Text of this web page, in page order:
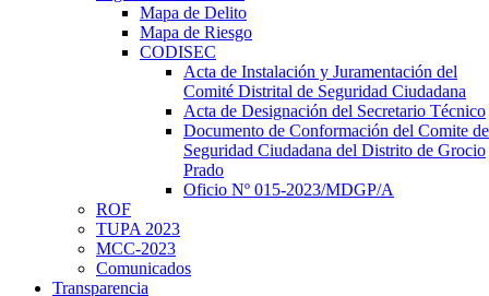
Mapa de Delito
Mapa de Riesgo
CODISEC
Acta de Instalación y Juramentación del
Comité Distrital de Seguridad Ciudadana
Acta de Designación del Secretario Técnico
Documento de Conformación del Comite de
Seguridad Ciudadana del Distrito de Grocio
Prado
Oficio Nº 015-2023/MDGP/A
ROF
TUPA 2023
MCC-2023
Comunicados
Transparencia